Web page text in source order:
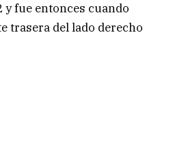
y fue entonces cuando
trasera del lado derecho